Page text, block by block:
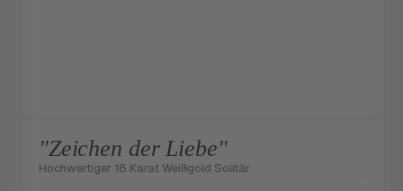
"Zeichen der Liebe"
Hochwertiger 18 Karat Weißgold Solitär